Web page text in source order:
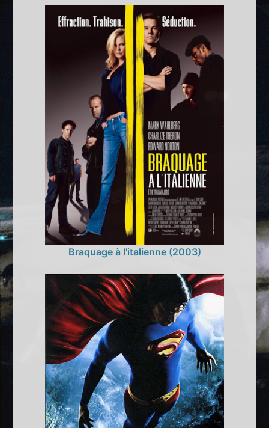
Braquage à l'italienne (2003)